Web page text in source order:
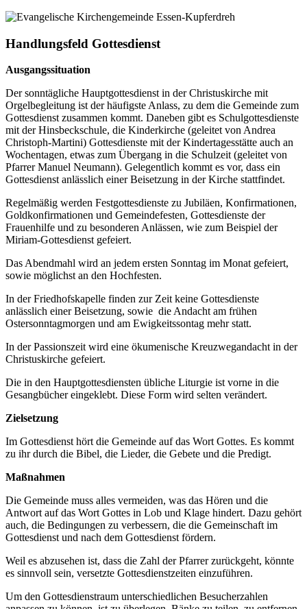
Handlungsfeld Gottesdienst
Ausgangssituation
Der sonntägliche Hauptgottesdienst in der Christuskirche mit
Orgelbegleitung ist der häufigste Anlass, zu dem die Gemeinde zum
Gottesdienst zusammen kommt. Daneben gibt es Schulgottesdienste
mit der Hinsbeckschule, die Kinderkirche (geleitet von Andrea
Christoph-Martini) Gottesdienste mit der Kindertagesstätte auch an
Wochentagen, etwas zum Übergang in die Schulzeit (geleitet von
Pfarrer Manuel Neumann). Gelegentlich kommt es vor, dass ein
Gottesdienst anlässlich einer Beisetzung in der Kirche stattfindet.
Regelmäßig werden Festgottesdienste zu Jubiläen, Konfirmationen,
Goldkonfirmationen und Gemeindefesten, Gottesdienste der
Frauenhilfe und zu besonderen Anlässen, wie zum Beispiel der
Miriam-Gottesdienst gefeiert.
Das Abendmahl wird an jedem ersten Sonntag im Monat gefeiert,
sowie möglichst an den Hochfesten.
In der Friedhofskapelle finden zur Zeit keine Gottesdienste
anlässlich einer Beisetzung, sowie die Andacht am frühen
Ostersonntagmorgen und am Ewigkeitssontag mehr statt.
In der Passionszeit wird eine ökumenische Kreuzwegandacht in der
Christuskirche gefeiert.
Die in den Hauptgottesdiensten übliche Liturgie ist vorne in die
Gesangbücher eingeklebt. Diese Form wird selten verändert.
Zielsetzung
Im Gottesdienst hört die Gemeinde auf das Wort Gottes. Es kommt
zu ihr durch die Bibel, die Lieder, die Gebete und die Predigt.
Maßnahmen
Die Gemeinde muss alles vermeiden, was das Hören und die
Antwort auf das Wort Gottes in Lob und Klage hindert. Dazu gehört
auch, die Bedingungen zu verbessern, die die Gemeinschaft im
Gottesdienst und nach dem Gottesdienst fördern.
Weil es abzusehen ist, dass die Zahl der Pfarrer zurückgeht, könnte
es sinnvoll sein, versetzte Gottesdienstzeiten einzuführen.
Um den Gottesdienstraum unterschiedlichen Besucherzahlen